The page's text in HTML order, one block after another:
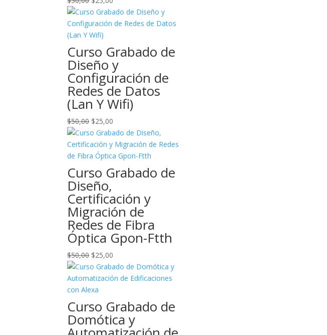
precio
original
era:
$50,00.
precio
actual
$25,00.
Curso Grabado de
Diseño y
Configuración de
Redes de Datos
(Lan Y Wifi)
$50,00 El
precio
original
era:
$50,00.
$25,00
precio
actual
es:
$25,00.
Curso Grabado de
Diseño,
Certificación y
Migración de
Redes de Fibra
Óptica Gpon-Ftth
$50,00 El
precio
original
era:
$50,00.
$25,00
precio
actual
$25,00.
Curso Grabado de
Domótica y